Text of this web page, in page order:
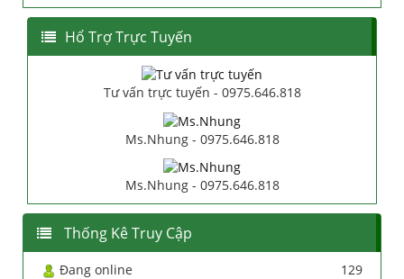
Hổ Trợ Trực Tuyến
Tư vấn trực tuyến - 0975.646.818
Ms.Nhung - 0975.646.818
Ms.Nhung - 0975.646.818
Thống Kê Truy Cập
Đang online 129